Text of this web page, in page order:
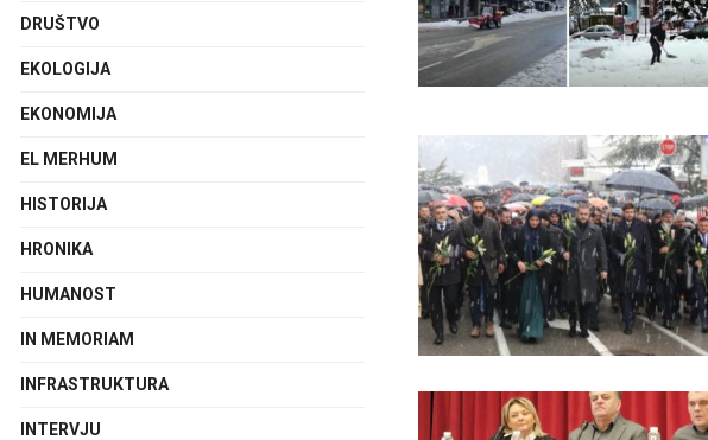
DRUŠTVO
EKOLOGIJA
EKONOMIJA
EL MERHUM
HISTORIJA
HRONIKA
HUMANOST
IN MEMORIAM
INFRASTRUKTURA
INTERVJU